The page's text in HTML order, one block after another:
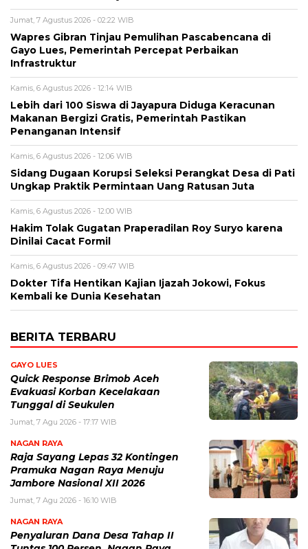
Jumat, 7 Agustus 2026 - 02:22 WIB
Wapres Gibran Tinjau Pemulihan Pascabencana di
Gayo Lues, Pemerintah Percepat Perbaikan
Infrastruktur
Kamis, 6 Agustus 2026 - 12:14 WIB
Lebih dari 100 Siswa di Jayapura Diduga Keracunan
Makanan Bergizi Gratis, Pemerintah Pastikan
Penanganan Intensif
Kamis, 6 Agustus 2026 - 12:06 WIB
Sidang Dugaan Korupsi Seleksi Perangkat Desa di Pati
Ungkap Praktik Permintaan Uang Ratusan Juta
Kamis, 6 Agustus 2026 - 12:00 WIB
Hakim Tolak Gugatan Praperadilan Roy Suryo karena
Dinilai Cacat Formil
Kamis, 6 Agustus 2026 - 09:47 WIB
Dokter Tifa Hentikan Kajian Ijazah Jokowi, Fokus
Kembali ke Dunia Kesehatan
BERITA TERBARU
GAYO LUES
Quick Response Brimob Aceh
Evakuasi Korban Kecelakaan
Tunggal di Seukulen
Jumat, 7 Agu 2026 - 17:17 WIB
NAGAN RAYA
Raja Sayang Lepas 32 Kontingen
Pramuka Nagan Raya Menuju
Jambore Nasional XII 2026
Jumat, 7 Agu 2026 - 16:10 WIB
NAGAN RAYA
Penyaluran Dana Desa Tahap II